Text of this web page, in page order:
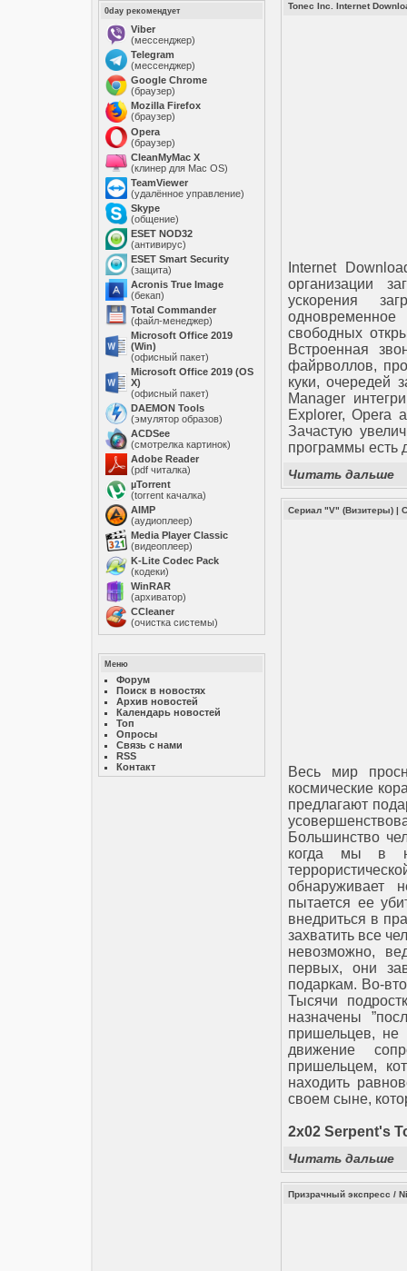
0day рекомендует
Viber
(мессенджер)
Telegram
(мессенджер)
Google Chrome
(браузер)
Mozilla Firefox
(браузер)
Opera
(браузер)
CleanMyMac X
(клинер для Mac OS)
TeamViewer
(удалённое управление)
Skype
(общение)
ESET NOD32
(антивирус)
ESET Smart Security
(защита)
Acronis True Image
(бекап)
Total Commander
(файл-менеджер)
Microsoft Office 2019
(Win)
(офисный пакет)
Microsoft Office 2019 (OS
X)
(офисный пакет)
DAEMON Tools
(эмулятор образов)
ACDSee
(смотрелка картинок)
Adobe Reader
(pdf читалка)
µTorrent
(torrent качалка)
AIMP
(аудиоплеер)
Media Player Classic
(видеоплеер)
K-Lite Codec Pack
(кодеки)
WinRAR
(архиватор)
ССleaner
(очистка системы)
Меню
Форум
Поиск в новостях
Архив новостей
Календарь новостей
Топ
Опросы
Связь с нами
RSS
Контакт
Tonec Inc. Internet
Internet
организации
ускорения
свободных
Встроенная
файрволлов,
куки, очередей
Manager
Explorer, Opera
Зачастую
программы есть
Читать дальше
Сериал "V" (Визитеры) |
Весь мир
космические
предлагают
Большинство
когда мы в
обнаруживает
пытается ее
внедриться в
захватить все
невозможно,
первых, они
подаркам. Во-
Тысячи
назначены
пришельцев, не
движение
пришельцем,
находить
своем сыне,
2x02 Serpent's
Читать дальше
Призрачный экспресс /